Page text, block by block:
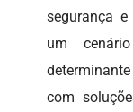
segurança
um
com